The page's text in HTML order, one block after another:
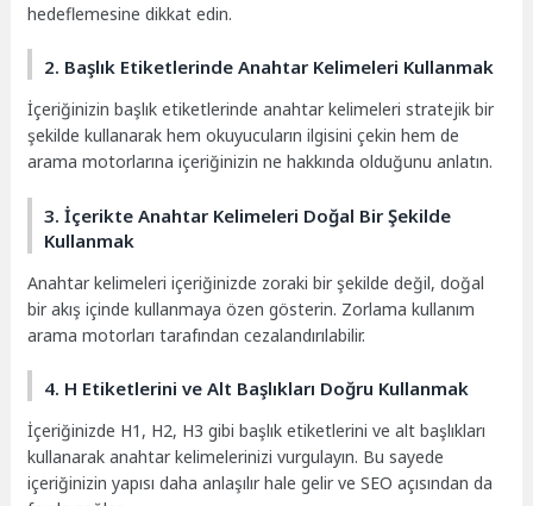
hedeflemesine dikkat edin.
2. Başlık Etiketlerinde Anahtar Kelimeleri Kullanmak
İçeriğinizin başlık etiketlerinde anahtar kelimeleri stratejik bir
şekilde kullanarak hem okuyucuların ilgisini çekin hem de
arama motorlarına içeriğinizin ne hakkında olduğunu anlatın.
3. İçerikte Anahtar Kelimeleri Doğal Bir Şekilde
Kullanmak
Anahtar kelimeleri içeriğinizde zoraki bir şekilde değil, doğal
bir akış içinde kullanmaya özen gösterin. Zorlama kullanım
arama motorları tarafından cezalandırılabilir.
4. H Etiketlerini ve Alt Başlıkları Doğru Kullanmak
İçeriğinizde H1, H2, H3 gibi başlık etiketlerini ve alt başlıkları
kullanarak anahtar kelimelerinizi vurgulayın. Bu sayede
içeriğinizin yapısı daha anlaşılır hale gelir ve SEO açısından da